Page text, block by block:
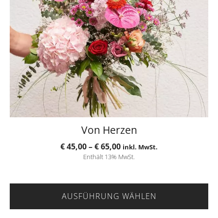
Von Herzen
€45,00–€65,00Preisspanne:
€ 45,00
€ 65,00
inkl. MwSt.
Enthält 13% MwSt.
AUSFÜHRUNG WÄHLEN
Optionen
auf
der
Produktseite
gewählt
werden